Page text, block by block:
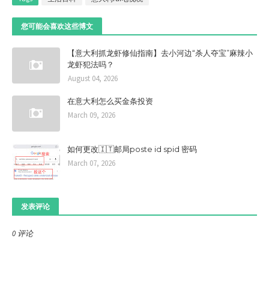
您可能会喜欢这些博文
【意大利抓龙虾修仙指南】去小河边“杀人夺宝”麻辣小
龙虾犯法吗？
August 04, 2026
在意大利怎么买金条投资
March 09, 2026
如何更改🇮🇹邮局poste id spid 密码
March 07, 2026
发表评论
0 评论